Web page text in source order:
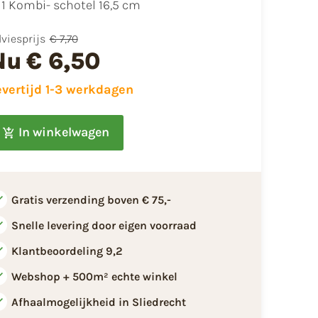
​1 Kombi- schotel 16,5 cm
€ 7,70
€ 6,50
1-3 werkdagen
In winkelwagen
Gratis verzending boven € 75,-
Snelle levering door eigen voorraad
Klantbeoordeling 9,2
Webshop + 500m² echte winkel
Afhaalmogelijkheid in Sliedrecht